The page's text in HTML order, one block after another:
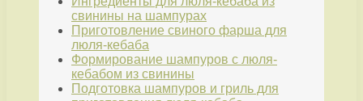
свинины на шампурах
Приготовление свиного фарша для
люля-кебаба
Формирование шампуров с люля-
кебабом из свинины
Подготовка шампуров и гриль для